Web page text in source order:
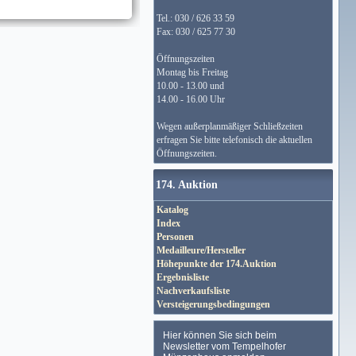
Tel.: 030 / 626 33 59
Fax: 030 / 625 77 30
Öffnungszeiten
Montag bis Freitag
10.00 - 13.00 und
14.00 - 16.00 Uhr
Wegen außerplanmäßiger Schließzeiten
erfragen Sie bitte telefonisch die aktuellen
Öffnungszeiten.
174. Auktion
Katalog
Index
Personen
Medailleure/Hersteller
Höhepunkte der 174.Auktion
Ergebnisliste
Nachverkaufsliste
Versteigerungsbedingungen